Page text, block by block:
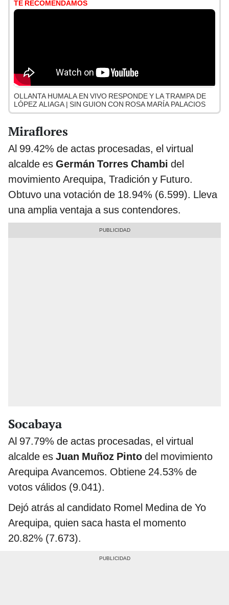
TE RECOMENDAMOS
OLLANTA HUMALA EN VIVO RESPONDE Y LA TRAMPA DE
LÓPEZ ALIAGA | SIN GUION CON ROSA MARÍA PALACIOS
Miraflores
Al 99.42% de actas procesadas, el virtual
alcalde es Germán Torres Chambi del
movimiento Arequipa, Tradición y Futuro.
Obtuvo una votación de 18.94% (6.599). Lleva
una amplia ventaja a sus contendores.
Socabaya
Al 97.79% de actas procesadas, el virtual
alcalde es Juan Muñoz Pinto del movimiento
Arequipa Avancemos. Obtiene 24.53% de
votos válidos (9.041).
Dejó atrás al candidato Romel Medina de Yo
Arequipa, quien saca hasta el momento
20.82% (7.673).